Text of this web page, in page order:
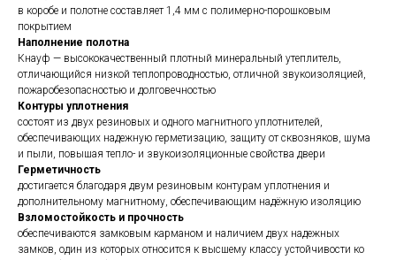
в коробе и полотне составляет 1,4 мм с полимерно-порошковым
покрытием
Наполнение полотна
Кнауф — высококачественный плотный минеральный утеплитель,
отличающийся низкой теплопроводностью, отличной звукоизоляцией,
пожаробезопасностью и долговечностью
Контуры уплотнения
состоят из двух резиновых и одного магнитного уплотнителей,
обеспечивающих надежную герметизацию, защиту от сквозняков, шума
и пыли, повышая тепло- и звукоизоляционные свойства двери
Герметичность
достигается благодаря двум резиновым контурам уплотнения и
дополнительному магнитному, обеспечивающим надёжную изоляцию
Взломостойкость и прочность
обеспечиваются замковым карманом и наличием двух надежных
замков, один из которых относится к высшему классу устойчивости ко